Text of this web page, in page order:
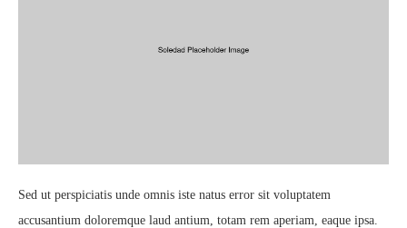
Sed ut perspiciatis unde omnis iste natus error sit voluptatem
accusantium doloremque laud antium, totam rem aperiam, eaque ipsa.